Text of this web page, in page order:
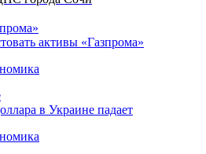
активы «Газпрома»
в Украине падает